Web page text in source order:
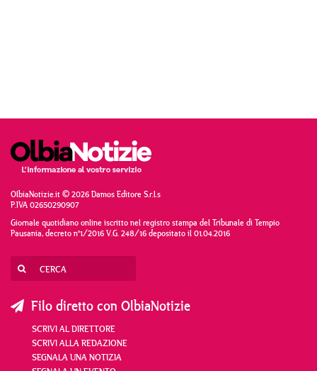
OlbiaNotizie.it © 2026 Damos Editore S.r.l.s
P.IVA 02650290907
Giornale quotidiano online iscritto nel registro stampa del Tribunale di Tempio
Pausania, decreto n°1/2016 V.G. 248/16 depositato il 01.04.2016
Filo diretto con OlbiaNotizie
SCRIVI AL DIRETTORE
SCRIVI ALLA REDAZIONE
SEGNALA UNA NOTIZIA